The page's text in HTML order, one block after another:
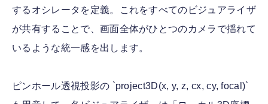
するオシレータを定義。これをすべてのビジュアライザ
が共有することで、画面全体がひとつのカメラで揺れて
いるような統一感を出します。
ピンホール透視投影の `project3D(x, y, z, cx, cy, focal)`